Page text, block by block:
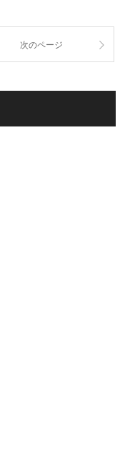
次のページ